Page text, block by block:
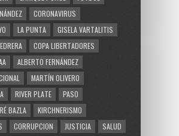
CORONAVIRUS
LA PUNTA
GISELA VARTALITIS
COPA LIBERTADORES
ALBERTO FERNÁNDEZ
MARTÍN OLIVERO
RIVER PLATE
PASO
BAZLA
KIRCHNERISMO
CORRUPCION JUSTICIA SALUD